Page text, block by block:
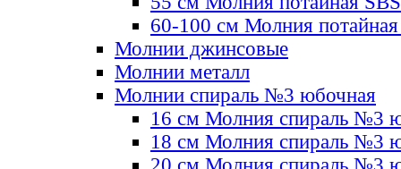
60-100 см Молния
Молнии джинсовые
Молнии металл
Молнии спираль №3 юбочная
16 см Молния спираль №3
18 см Молния спираль №3